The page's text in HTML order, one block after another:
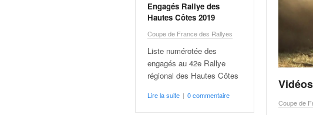
Coupe de
Engagés Rallye des
Hautes Côtes 2019
Coupe de France des Rallyes
Liste numérotée des
engagés au 42e Rallye
régional des Hautes Côtes
Lire la suite | 0 commentaire